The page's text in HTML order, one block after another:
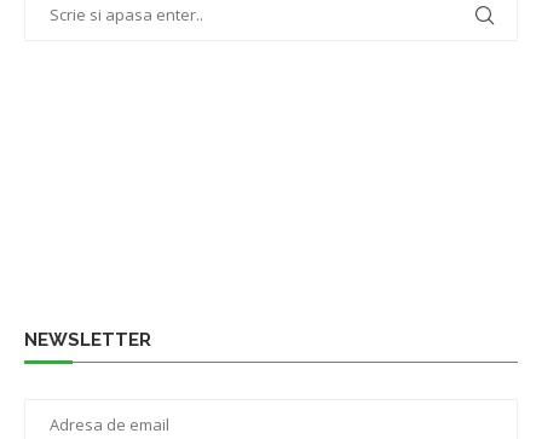
NEWSLETTER